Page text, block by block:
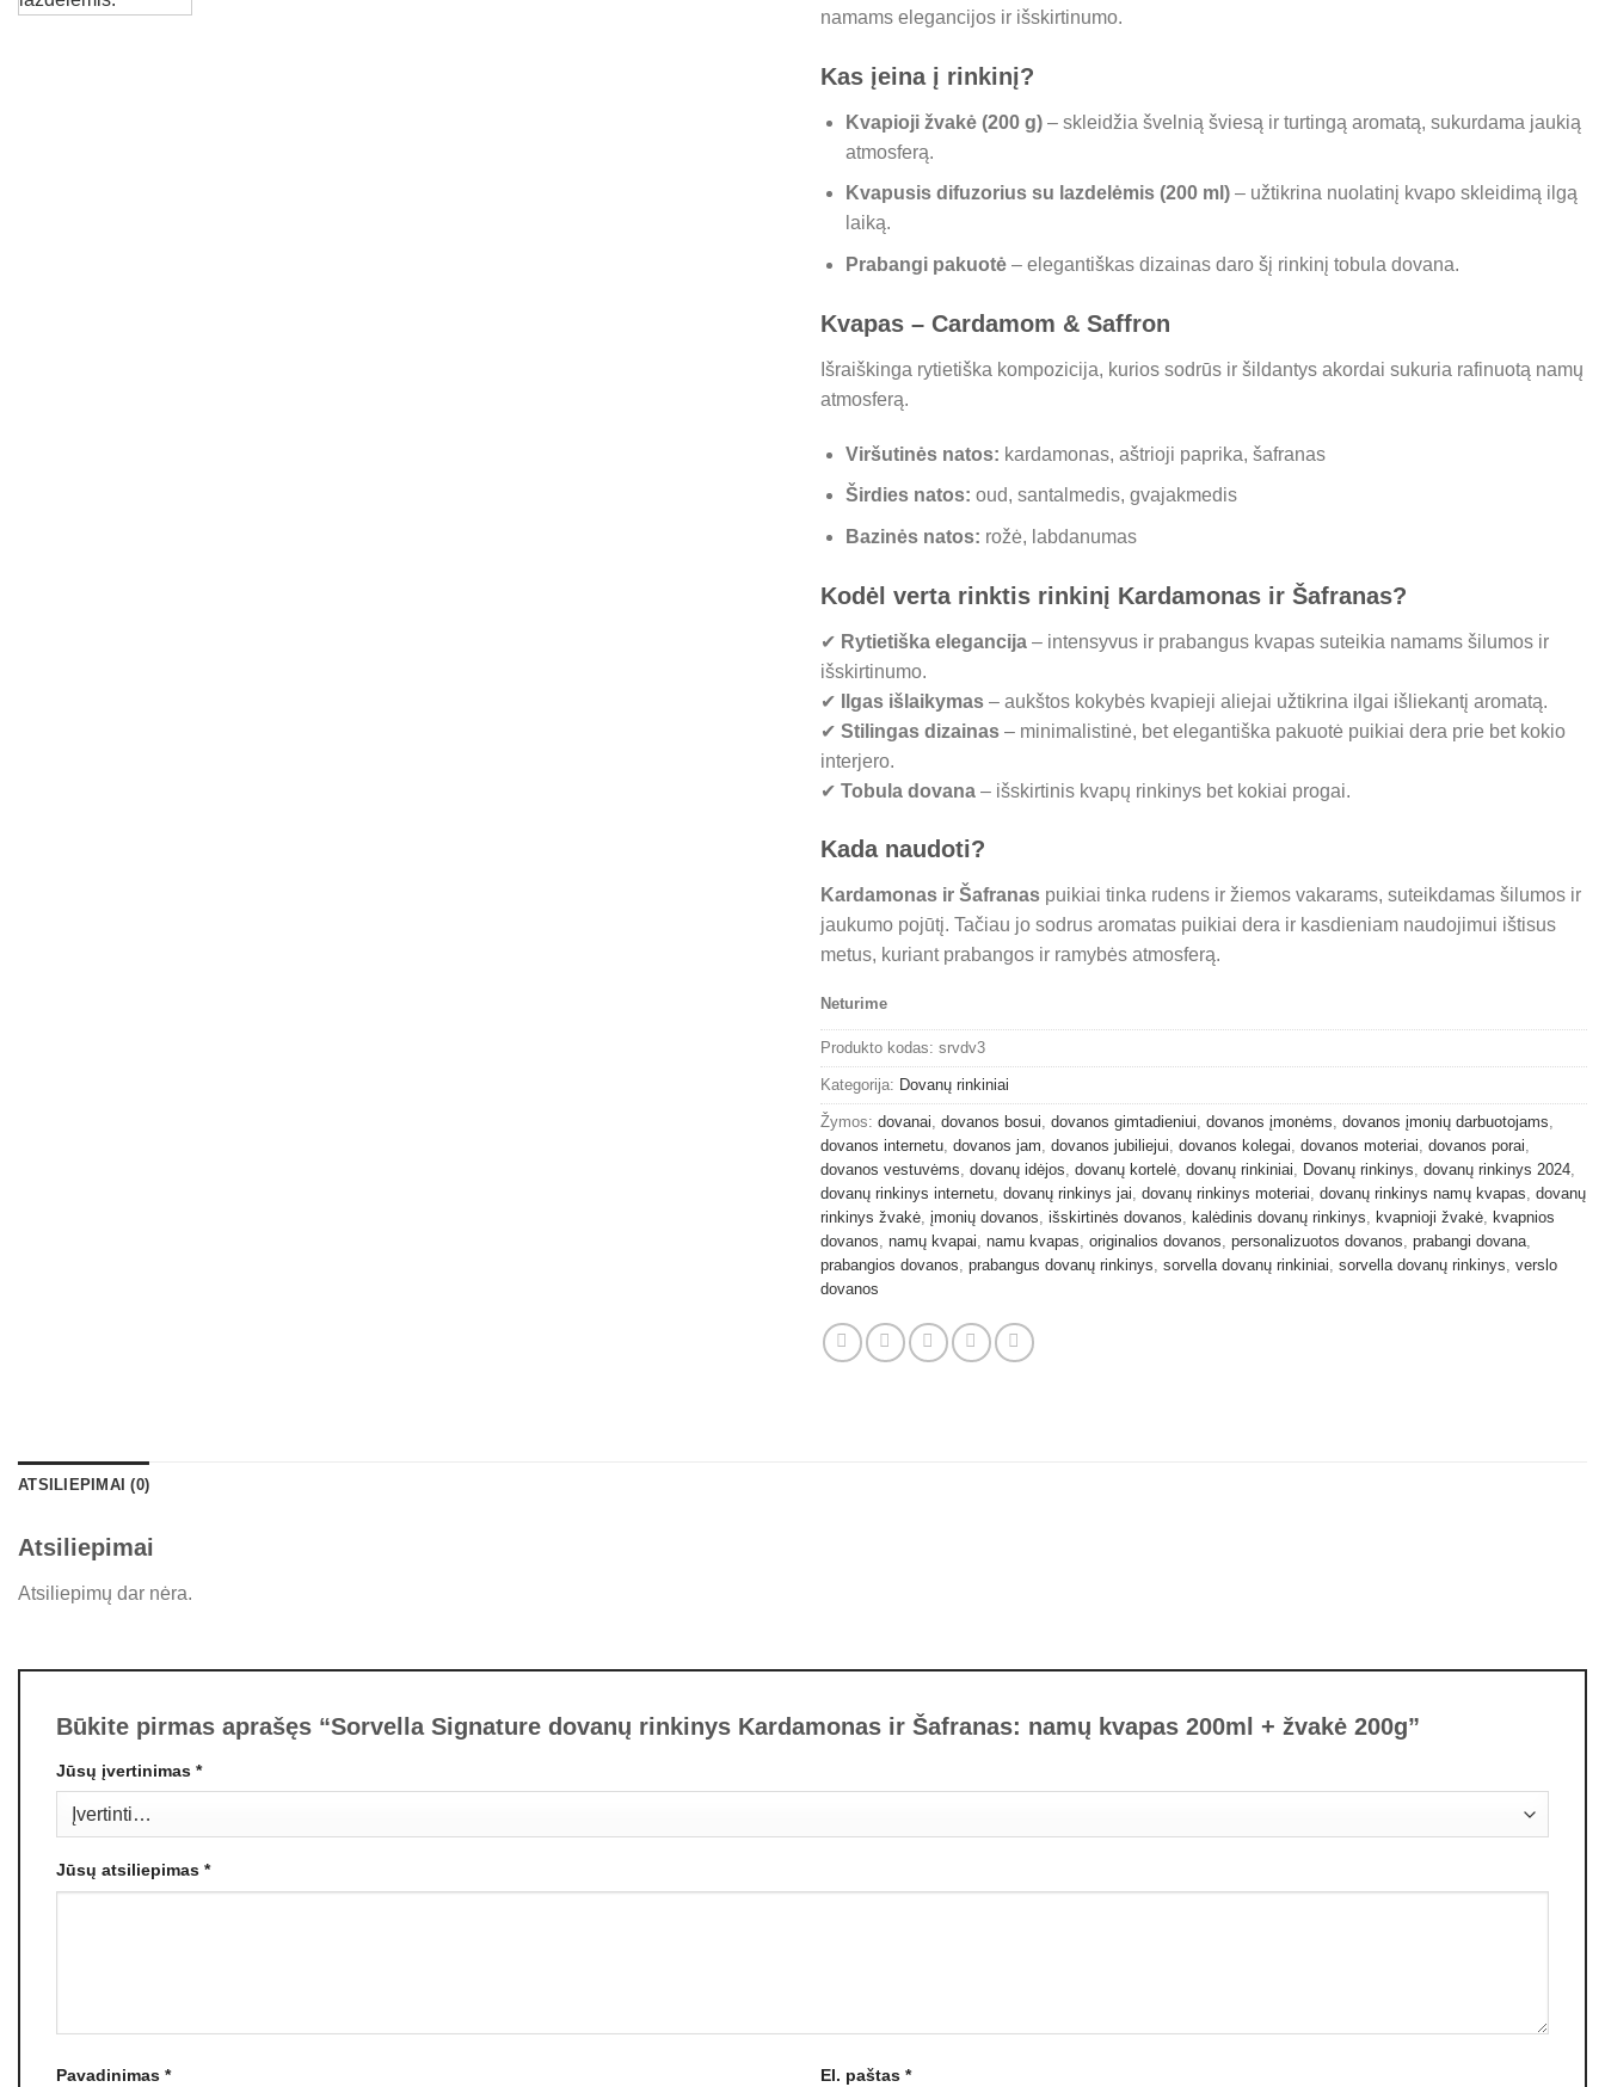
namams elegancijos ir išskirtinumo.
Kas įeina į rinkinį?
Kvapioji žvakė (200 g)– skleidžia švelnią šviesą ir turtingą aromatą, sukurdama jaukią
atmosferą.
Kvapusis difuzorius su lazdelėmis (200 ml)– užtikrina nuolatinį kvapo skleidimą ilgą
laiką.
Prabangi pakuotė– elegantiškas dizainas daro šį rinkinį tobula dovana.
Kvapas – Cardamom & Saffron
Išraiškinga rytietiška kompozicija, kurios sodrūs ir šildantys akordai sukuria rafinuotą namų
atmosferą.
Viršutinės natos: kardamonas, aštrioji paprika, šafranas
Širdies natos: oud, santalmedis, gvajakmedis
Bazinės natos: rožė, labdanumas
Kodėl verta rinktis rinkinį Kardamonas ir Šafranas?
✔ Rytietiška elegancija – intensyvus ir prabangus kvapas suteikia namams šilumos ir
išskirtinumo.
✔ Ilgas išlaikymas – aukštos kokybės kvapieji aliejai užtikrina ilgai išliekantį aromatą.
✔ Stilingas dizainas – minimalistinė, bet elegantiška pakuotė puikiai dera prie bet kokio
interjero.
✔ Tobula dovana – išskirtinis kvapų rinkinys bet kokiai progai.
Kada naudoti?
Kardamonas ir Šafranas puikiai tinka rudens ir žiemos vakarams, suteikdamas šilumos ir
jaukumo pojūtį. Tačiau jo sodrus aromatas puikiai dera ir kasdieniam naudojimui ištisus
metus, kuriant prabangos ir ramybės atmosferą.
Neturime
Produkto kodas: srvdv3
Kategorija: Dovanų rinkiniai
Žymos: dovanai dovanos bosui dovanos gimtadieniui dovanos įmonėms dovanos įmonių darbuotojams
dovanos internetu dovanos jam dovanos jubiliejui dovanos kolegai dovanos moteriai dovanos porai
dovanos vestuvėms dovanų idėjos dovanų kortelė dovanų rinkiniai Dovanų rinkinys dovanų rinkinys 2024
dovanų rinkinys internetu dovanų rinkinys jai dovanų rinkinys moteriai dovanų rinkinys namų kvapas dovanų
rinkinys žvakė įmonių dovanos išskirtinės dovanos kalėdinis dovanų rinkinys kvapnioji žvakė
kvapnios
dovanos namų kvapai namu kvapas originalios dovanos personalizuotos dovanos prabangi dovana
prabangios dovanos prabangus dovanų rinkinys sorvella dovanų rinkiniai sorvella dovanų rinkinys verslo
dovanos
ATSILIEPIMAI (0)
Atsiliepimai
Atsiliepimų dar nėra.
Būkite pirmas aprašęs “Sorvella Signature dovanų rinkinys Kardamonas ir Šafranas: namų kvapas 200ml + žvakė 200g”
Jūsų įvertinimas *
Jūsų atsiliepimas *
Pavadinimas * El. paštas *